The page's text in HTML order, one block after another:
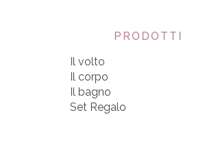
PRODOTTI
Il volto
Il corpo
Il bagno
Set Regalo